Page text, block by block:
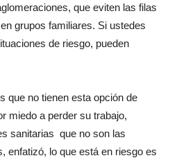
que eviten las filas
grupos familiares. Si ustedes
de riesgo, pueden
que no tienen esta opción de
miedo a perder su trabajo,
sanitarias que no son las
enfatizó, lo que está en riesgo es